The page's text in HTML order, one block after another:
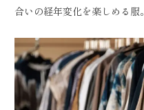
合いの経年変化を楽しめる服。